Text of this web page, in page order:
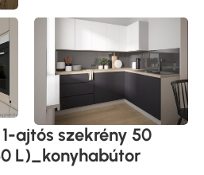
ajtós szekrény 50
L)_konyhabútor